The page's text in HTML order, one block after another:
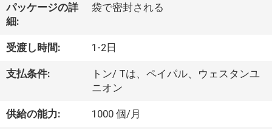
し
に
つ
パッケージの詳
細:
袋で密封される
受渡し時間: 1-2日
支払条件:
トン/ Tは、ペイパル、ウェスタンユ
ニオン
供給の能力: 1000 個/月